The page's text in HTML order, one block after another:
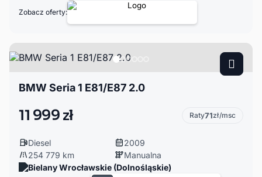
Zobacz oferty:
BMW Seria 1 E81/E87 2.0
11 999 zł Raty71zł/msc
Diesel
2009
254 779 km
Manualna
Bielany Wrocławskie (Dolnośląskie)